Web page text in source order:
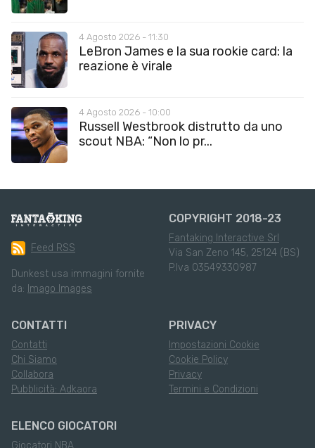
4 Agosto 2026 - 11:30
LeBron James e la sua rookie card: la
reazione è virale
4 Agosto 2026 - 10:00
Russell Westbrook distrutto da uno
scout NBA: “Non lo pr...
Feed RSS
Dunkest usa immagini fornite
da: Imago Images
COPYRIGHT 2018-23
Fantaking Interactive Srl
Via San Zeno 145, 25124 (BS)
P.Iva 03549330987
CONTATTI
Contatti
Chi Siamo
Collabora
Pubblicità: Adkaora
PRIVACY
Impostazioni Cookie
Cookie Policy
Privacy
Termini e Condizioni
ELENCO GIOCATORI
Giocatori NBA